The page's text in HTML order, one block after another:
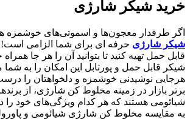
خرید شیکر شارژی
اگر طرفدار معجون‌ها و اسموتی‌های خوشمزه
شیکر شارژی حرفه ای برای شما الزامی است!
قابل حمل تهیه کنید تا بتوانید آن را هر جا
شیکر قابل حمل و پورتابل این امکان را به شما
هرجایی نوشیدنی خوشمزه و دلخواهتان را
برتر بازار در زمینه مخلوط کن شارژی، از
شیائومی هستند که هر کدام ویژگی‌های خود را
به مقایسه مخلوط کن شارژی شیائومی و